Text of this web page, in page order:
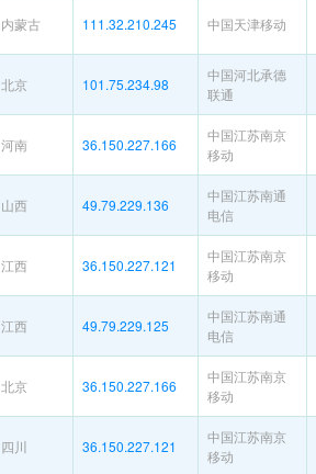
内蒙古 111.32.210.245 中国天津移动
北京 101.75.234.98
中国河北承德
联通
河南 36.150.227.166
中国江苏南京
移动
山西 49.79.229.136
中国江苏南通
电信
江西 36.150.227.121
中国江苏南京
移动
江西 49.79.229.125
中国江苏南通
电信
北京 36.150.227.166
中国江苏南京
移动
四川 36.150.227.121
中国江苏南京
移动